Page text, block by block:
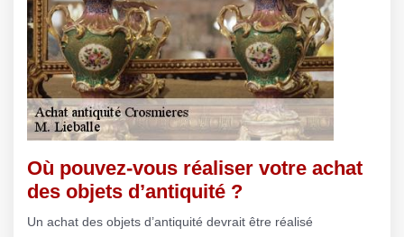
Où pouvez-vous réaliser votre achat
des objets d’antiquité ?
Un achat des objets d’antiquité devrait être réalisé